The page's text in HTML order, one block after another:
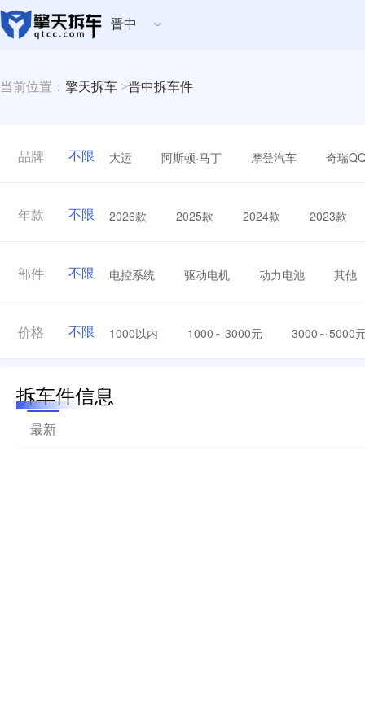
晋中
当前位置： 擎天拆车 >晋中拆车件
品牌 不限 大运 阿斯顿·马丁 摩登汽车 奇瑞
年款 不限 2026款 2025款 2024款 2023款
部件 不限 电控系统 驱动电机 动力电池 其他
价格 不限 1000以内 1000～3000元 3000～5000
拆车件信息
最新